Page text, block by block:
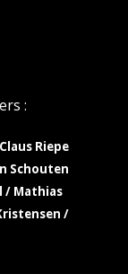
:
Claus Riepe
Schouten
/ Mathias
/